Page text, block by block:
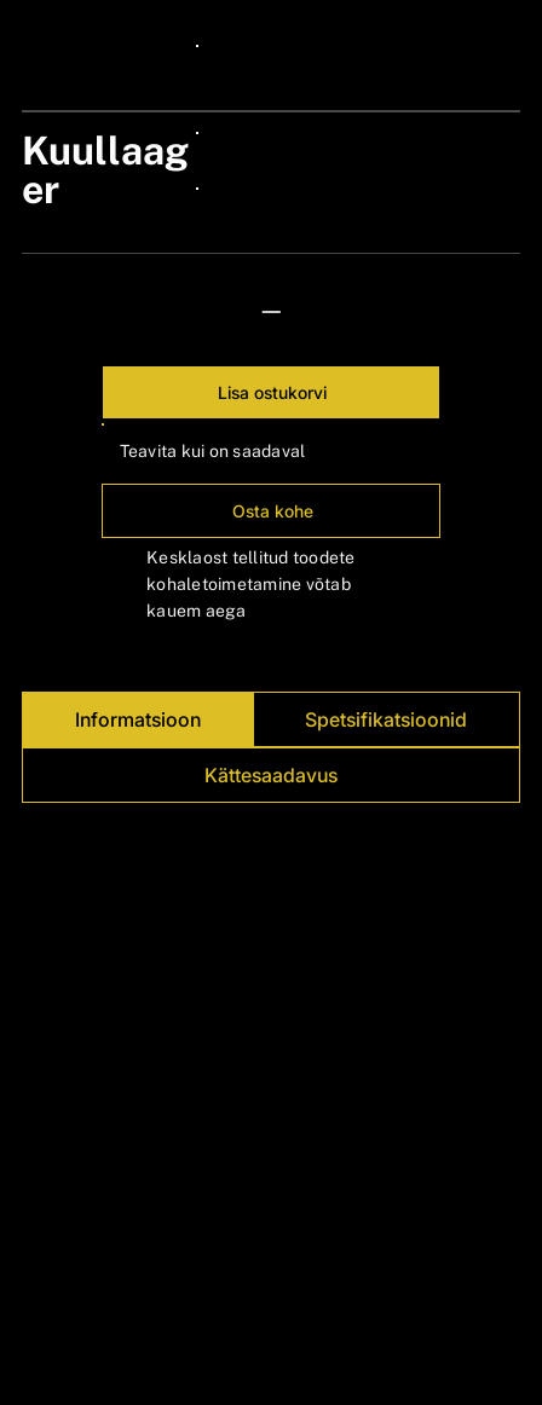
Kuullaag
er
—
Lisa ostukorvi
Teavita kui on saadaval
Osta kohe
Kesklaost tellitud toodete
kohaletoimetamine võtab
kauem aega
Informatsioon Spetsifikatsioonid
Kättesaadavus